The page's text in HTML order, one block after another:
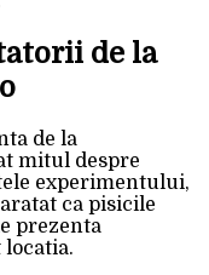
de la
de la
mitul despre
experimentului,
ca pisicile
prezenta